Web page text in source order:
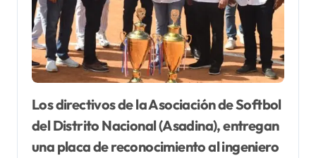
Los directivos de la Asociación de Softbol
del Distrito Nacional (Asadina), entregan
una placa de reconocimiento al ingeniero